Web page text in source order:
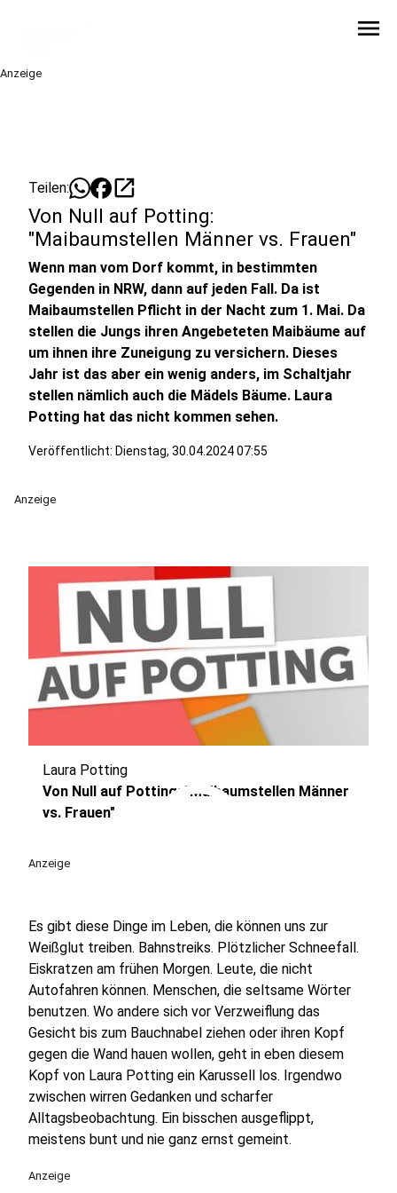
menu
Anzeige
Teilen: open_in_new
Von Null auf Potting:
"Maibaumstellen Männer vs. Frauen"
Wenn man vom Dorf kommt, in bestimmten
Gegenden in NRW, dann auf jeden Fall. Da ist
Maibaumstellen Pflicht in der Nacht zum 1. Mai. Da
stellen die Jungs ihren Angebeteten Maibäume auf
um ihnen ihre Zuneigung zu versichern. Dieses
Jahr ist das aber ein wenig anders, im Schaltjahr
stellen nämlich auch die Mädels Bäume. Laura
Potting hat das nicht kommen sehen.
Veröffentlicht: Dienstag, 30.04.2024 07:55
Anzeige
play_circle
Laura Potting
Von Null auf Potting: "Maibaumstellen Männer
vs. Frauen"
Anzeige
Es gibt diese Dinge im Leben, die können uns zur
Weißglut treiben. Bahnstreiks. Plötzlicher Schneefall.
Eiskratzen am frühen Morgen. Leute, die nicht
Autofahren können. Menschen, die seltsame Wörter
benutzen. Wo andere sich vor Verzweiflung das
Gesicht bis zum Bauchnabel ziehen oder ihren Kopf
gegen die Wand hauen wollen, geht in eben diesem
Kopf von Laura Potting ein Karussell los. Irgendwo
zwischen wirren Gedanken und scharfer
Alltagsbeobachtung. Ein bisschen ausgeflippt,
meistens bunt und nie ganz ernst gemeint.
Anzeige